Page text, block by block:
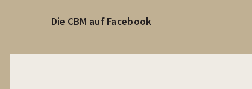
Die CBM auf Facebook